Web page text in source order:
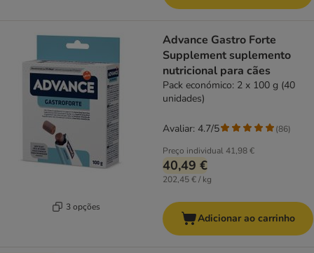
3 opções
Advance Gastro Forte
Supplement suplemento
nutricional para cães
Pack económico: 2 x 100 g (40
unidades)
Preço individual41,98 €
40,49 €
202,45 € / kg
Avaliar: 4.7/5 (86)
Adicionar ao carrinho